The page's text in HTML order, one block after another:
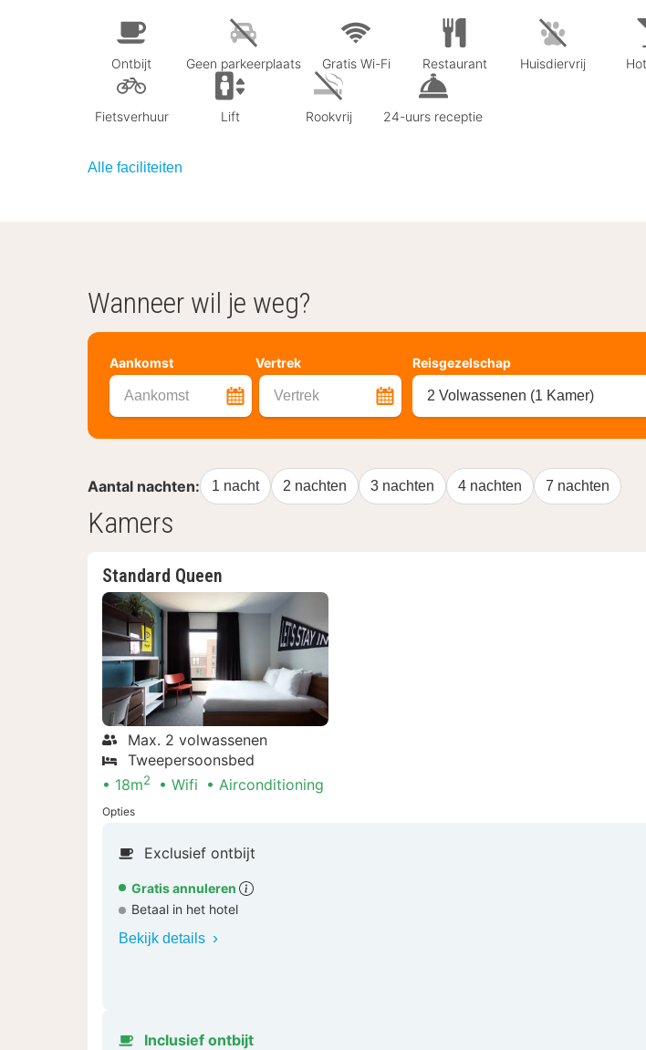
Ontbijt Geen parkeerplaats Gratis Wi-Fi Restaurant Huisdiervrij
Fietsverhuur Lift Rookvrij 24-uurs receptie
Alle faciliteiten
Wanneer wil je weg?
Aankomst Vertrek
Aankomst Vertrek
Reisgezelschap
2 Volwassenen (1 Kamer)
Aantal nachten: 1 nacht 2 nachten 3 nachten 4 nachten 7 nachten
Kamers
Standard Queen
Max. 2 volwassenen
Tweepersoonsbed
18m2 Wifi Airconditioning
Opties
Exclusief ontbijt
Gratis annuleren
Betaal in het hotel
Bekijk details
Inclusief ontbijt